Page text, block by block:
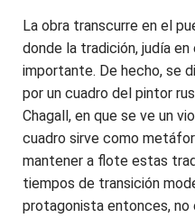
La obra transcurre en el
donde la tradición, judía
importante. De hecho, se
por un cuadro del pintor
Chagall, en que se ve un
cuadro sirve como
mantener a flote estas
tiempos de transición
protagonista entonces, no